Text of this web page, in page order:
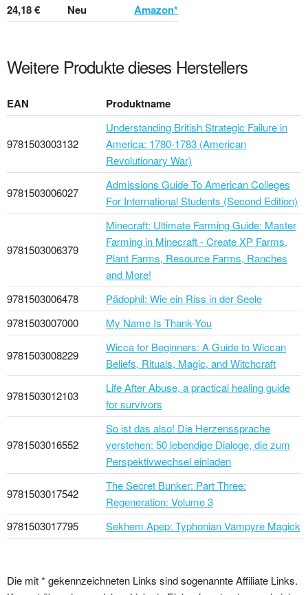
24,18 €
Neu Amazon*
Weitere Produkte dieses Herstellers
EAN Produktname
9781503003132
Understanding British Strategic Failure in
America: 1780-1783 (American
Revolutionary War)
9781503006027
Admissions Guide To American Colleges
For International Students (Second Edition)
9781503006379
Minecraft: Ultimate Farming Guide: Master
Farming in Minecraft - Create XP Farms,
Plant Farms, Resource Farms, Ranches
and More!
9781503006478
Pädophil: Wie ein Riss in der Seele
9781503007000
My Name Is Thank-You
9781503008229
Wicca for Beginners: A Guide to Wiccan
Beliefs, Rituals, Magic, and Witchcraft
9781503012103
Life After Abuse, a practical healing guide
for survivors
9781503016552
So ist das also! Die Herzenssprache
verstehen: 50 lebendige Dialoge, die zum
Perspektivwechsel einladen
9781503017542
The Secret Bunker: Part Three:
Regeneration: Volume 3
9781503017795
Sekhem Apep: Typhonian Vampyre Magick
Die mit * gekennzeichneten Links sind sogenannte Affiliate Links.